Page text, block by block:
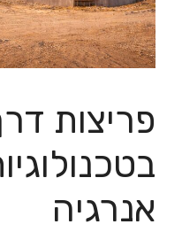
פריצות
אנרגיה